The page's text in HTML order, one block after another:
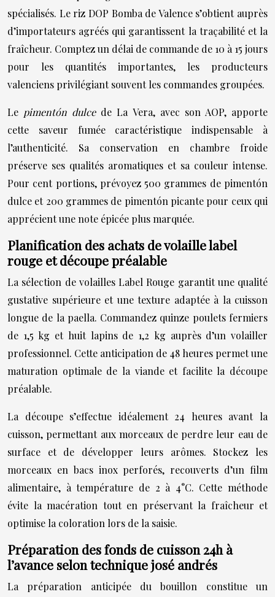
spécialisés. Le riz DOP Bomba de Valence s’obtient auprès
d’importateurs agréés qui garantissent la traçabilité et la
fraîcheur. Comptez un délai de commande de 10 à 15 jours
pour les quantités importantes, les producteurs
valenciens privilégiant souvent les commandes groupées.
Le pimentón dulce de La Vera, avec son AOP, apporte
cette saveur fumée caractéristique indispensable à
l’authenticité. Sa conservation en chambre froide
préserve ses qualités aromatiques et sa couleur intense.
Pour cent portions, prévoyez 500 grammes de pimentón
dulce et 200 grammes de pimentón picante pour ceux qui
apprécient une note épicée plus marquée.
Planification des achats de volaille label
rouge et découpe préalable
La sélection de volailles Label Rouge garantit une qualité
gustative supérieure et une texture adaptée à la cuisson
longue de la paella. Commandez quinze poulets fermiers
de 1,5 kg et huit lapins de 1,2 kg auprès d’un volailler
professionnel. Cette anticipation de 48 heures permet une
maturation optimale de la viande et facilite la découpe
préalable.
La découpe s’effectue idéalement 24 heures avant la
cuisson, permettant aux morceaux de perdre leur eau de
surface et de développer leurs arômes. Stockez les
morceaux en bacs inox perforés, recouverts d’un film
alimentaire, à température de 2 à 4°C. Cette méthode
évite la macération tout en préservant la fraîcheur et
optimise la coloration lors de la saisie.
Préparation des fonds de cuisson 24h à
l’avance selon technique josé andrés
La préparation anticipée du bouillon constitue un